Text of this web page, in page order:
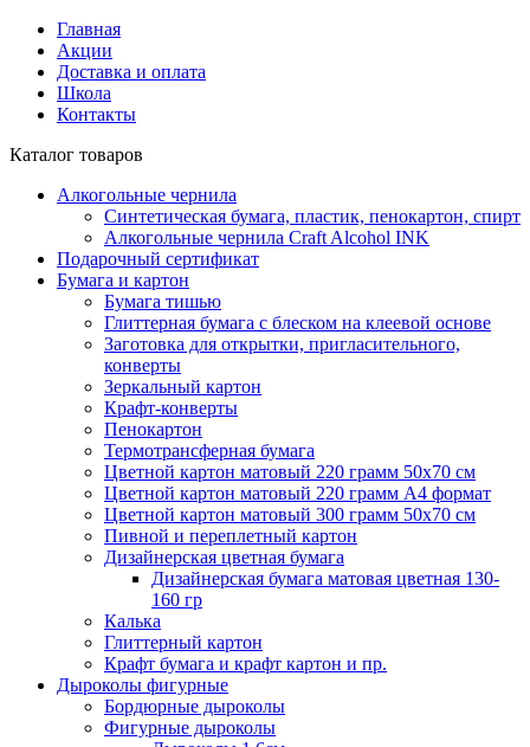
Главная
Акции
Доставка и оплата
Школа
Контакты
Каталог товаров
Алкогольные чернила
Синтетическая бумага, пластик, пенокартон, спирт
Алкогольные чернила Craft Alcohol INK
Подарочный сертификат
Бумага и картон
Бумага тишью
Глиттерная бумага с блеском на клеевой основе
Заготовка для открытки, пригласительного,
конверты
Зеркальный картон
Крафт-конверты
Пенокартон
Термотрансферная бумага
Цветной картон матовый 220 грамм 50х70 см
Цветной картон матовый 220 грамм A4 формат
Цветной картон матовый 300 грамм 50х70 см
Пивной и переплетный картон
Дизайнерская цветная бумага
Дизайнерская бумага матовая цветная 130-
160 гр
Калька
Глиттерный картон
Крафт бумага и крафт картон и пр.
Дыроколы фигурные
Бордюрные дыроколы
Фигурные дыроколы